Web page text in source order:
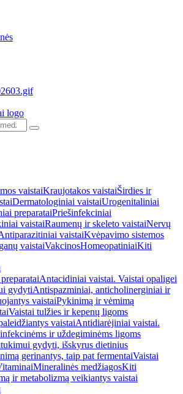
vaistaiKraujotakos vaistaiŠirdies ir
Dermatologiniai vaistaiUrogenitaliniai
preparataiPriešinfekciniai
vaistaiRaumenų ir skeleto vaistaiNervų
vaistaiKvėpavimo sistemos
vaistaiVakcinosHomeopatiniaiKiti
Antacidiniai vaistai. Vaistai opaligei
gydytiAntispazminiai, anticholinerginiai ir
vaistaiPykinimą ir vėmimą
Vaistai tulžies ir kepenų ligoms
vaistaiAntidiarėjiniai vaistai.
ir uždegiminėms ligoms
gydyti, išskyrus dietinius
gerinantys, taip pat fermentaiVaistai
Mineralinės medžiagosKiti
ir metabolizmą veikiantys vaistai